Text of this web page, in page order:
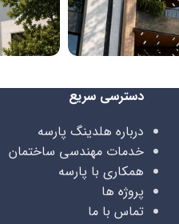
دسترسی سریع
درباره هلدینگ پارسه
خدمات مهندسی ساختمان
همکاری با پارسه
پروژه ها
تماس با ما